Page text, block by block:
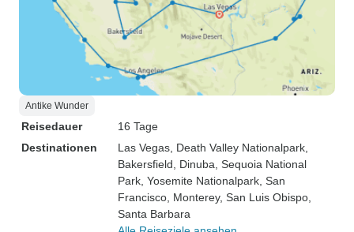
Antike Wunder
Reisedauer
16 Tage
Destinationen
Las Vegas , Death Valley Nationalpark
Bakersfield , Dinuba , Sequoia National
Park , Yosemite Nationalpark , San
Francisco , Monterey, San Luis Obispo
Santa Barbara